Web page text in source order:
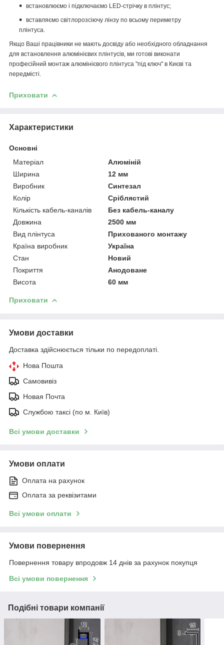
встановлюємо і підключаємо LED-стрічку в плінтус;
вставляємо світлорозсіючу лінзу по всьому периметру
плінтуса.
Якщо Ваші працівники не мають досвіду або необхідного обладнання
для встановлення алюмінієвих плінтусів, ми готові виконати
професійний монтаж алюмінієвого плінтуса "під ключ" в Києві та
передмісті.
Приховати
Характеристики
Основні
Матеріал
Алюміній
Ширина
12 мм
Виробник
Синтезал
Колір
Сріблястий
Кількість кабель-каналів
Без кабель-каналу
Довжина
2500 мм
Вид плінтуса
Прихованого монтажу
Країна виробник
Україна
Стан
Новий
Покриття
Анодоване
Висота
60 мм
Приховати
Умови доставки
Доставка здійснюється тільки по передоплаті.
Нова Пошта
Самовивіз
Новая Почта
Службою таксі (по м. Київ)
Всі умови доставки
Умови оплати
Оплата на рахунок
Оплата за реквізитами
Всі умови оплати
Умови повернення
Повернення товару впродовж 14 днів за рахунок покупця
Всі умови повернення
Подібні товари компанії